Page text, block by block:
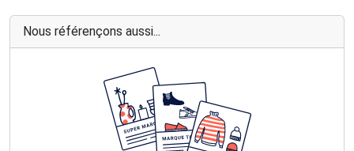
Nous référençons aussi...